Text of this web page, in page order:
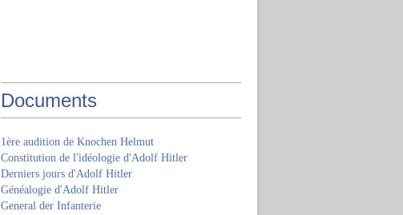
Documents
1ère audition de Knochen Helmut
Constitution de l'idéologie d'Adolf Hitler
Derniers jours d'Adolf Hitler
Généalogie d'Adolf Hitler
General der Infanterie